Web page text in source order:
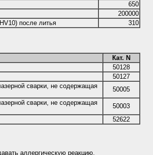
650
200000
после литья
310
Кат. N
50128
50127
сварки, не содержащая
50005
сварки, не содержащая
50003
52622
аллергическую реакцию.